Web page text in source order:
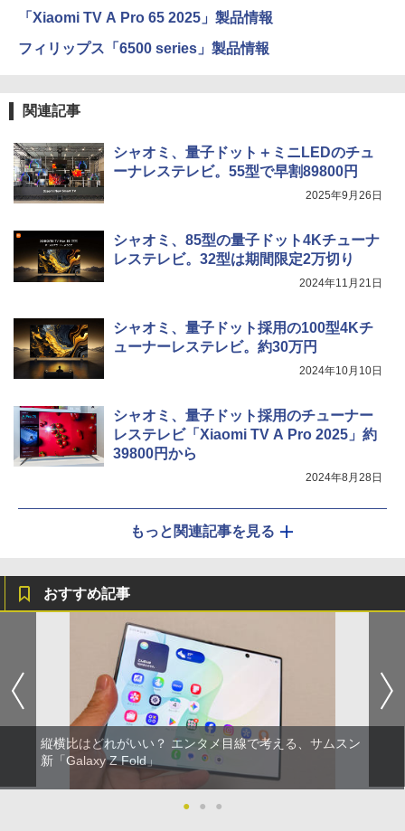
「Xiaomi TV A Pro 65 2025」製品情報
フィリップス「6500 series」製品情報
関連記事
シャオミ、量子ドット＋ミニLEDのチュ
ーナレステレビ。55型で早割89800円
2025年9月26日
シャオミ、85型の量子ドット4Kチューナ
レステレビ。32型は期間限定2万切り
2024年11月21日
シャオミ、量子ドット採用の100型4Kチ
ューナーレステレビ。約30万円
2024年10月10日
シャオミ、量子ドット採用のチューナー
レステレビ「Xiaomi TV A Pro 2025」約
39800円から
2024年8月28日
もっと関連記事を見る
おすすめ記事
縦横比はどれがいい？ エンタメ目線で考える、サムスン
新「Galaxy Z Fold」
● ● ●